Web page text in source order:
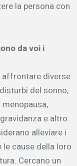
la persona con
da voi i
affrontare diverse
del sonno,
e altro
alleviare i
cause della loro
Cercano un